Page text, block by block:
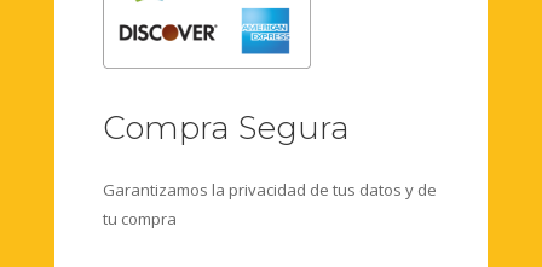
Compra Segura
Garantizamos la privacidad de tus datos y de
tu compra